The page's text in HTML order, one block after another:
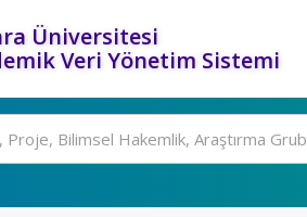
Üniversitesi
Veri Yönetim Sistemi